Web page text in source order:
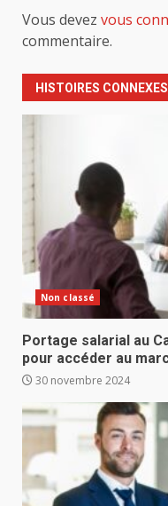
Vous devez vous
commentaire.
HISTOIRES CONNEXES
Non classé
Portage salarial au
pour accéder au
30 novembre 2024